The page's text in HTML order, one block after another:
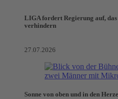
LIGA fordert Regierung auf, das
verhindern
27.07.2026
Sonne von oben und in den